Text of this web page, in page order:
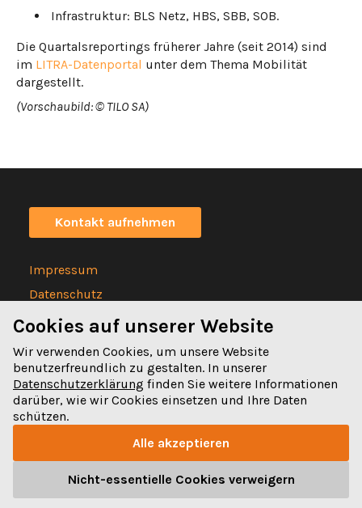
Infrastruktur: BLS Netz, HBS, SBB, SOB.
Die Quartalsreportings früherer Jahre (seit 2014) sind
im LITRA-Datenportal unter dem Thema Mobilität
dargestellt.
(Vorschaubild: © TILO SA)
Kontakt aufnehmen
Impressum
Datenschutz
Statuten
Spitalgasse 32
031 328 32 32
Cookies auf unserer Website
Wir verwenden Cookies, um unsere Website
benutzerfreundlich zu gestalten. In unserer
Datenschutzerklärung finden Sie weitere Informationen
darüber, wie wir Cookies einsetzen und Ihre Daten
schützen.
Alle akzeptieren
Nicht-essentielle Cookies verweigern